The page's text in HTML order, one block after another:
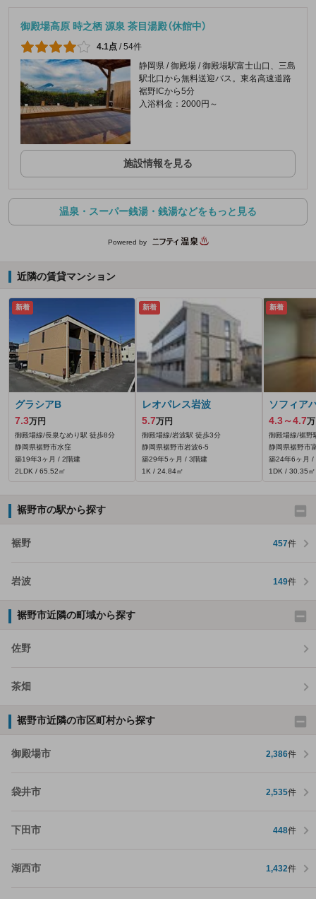
御殿場高原 時之栖 源泉 茶目湯殿（休館中）
4.1点 /54件
静岡県 / 御殿場 / 御殿場駅富士山口、三島
駅北口から無料送迎バス。東名高速道路
裾野ICから5分
入浴料金：2000円～
施設情報を見る
温泉・スーパー銭湯・銭湯などをもっと見る
Powered by
近隣の賃貸マンション
新着
グラシアB
7.3万円
御殿場線/長泉なめり駅 徒歩8分
静岡県裾野市水窪
築19年3ヶ月 / 2階建
2LDK / 65.52㎡
新着
レオパレス岩波
5.7万円
御殿場線/岩波駅 徒歩3分
静岡県裾野市岩波6‐5
築29年5ヶ月 / 3階建
1K / 24.84㎡
新着
ソフィア
4.3～4.7
御殿場線/裾野
静岡県裾野市
築24年6ヶ月 /
1DK / 30.35㎡
裾野市の駅から探す
裾野 457件
岩波 149件
裾野市近隣の町域から探す
佐野
茶畑
裾野市近隣の市区町村から探す
御殿場市 2,386件
袋井市 2,535件
下田市 448件
湖西市 1,432件